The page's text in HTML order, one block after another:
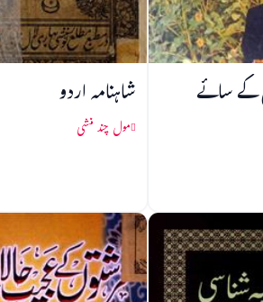
کے سائے شاہنامہ اردو
مول چند منشی